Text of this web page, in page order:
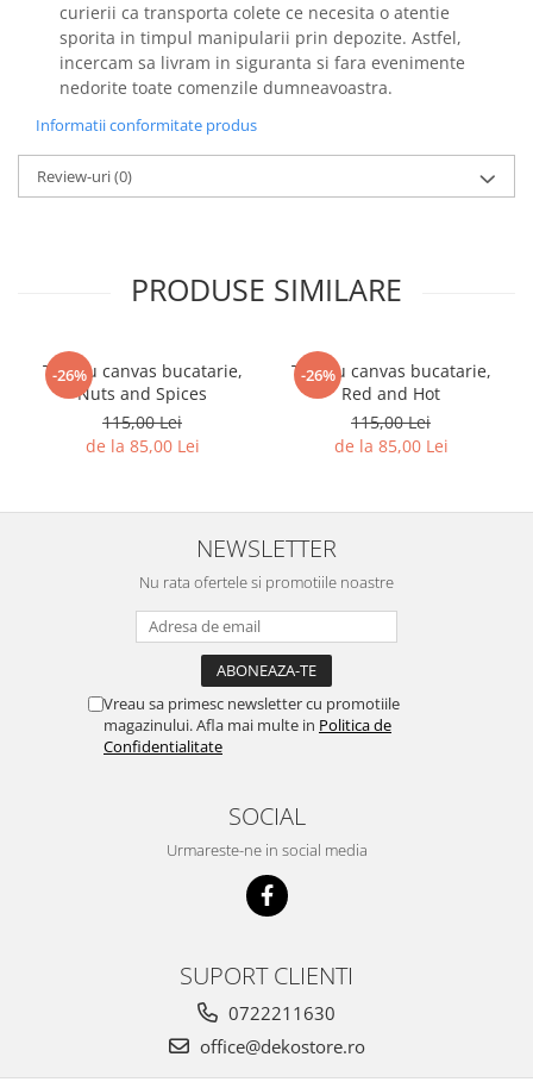
curierii ca transporta colete ce necesita o atentie
sporita in timpul manipularii prin depozite. Astfel,
incercam sa livram in siguranta si fara evenimente
nedorite toate comenzile dumneavoastra.
Informatii conformitate produs
Review-uri(0)
PRODUSE SIMILARE
-26%
Tablou canvas bucatarie,
Nuts and Spices
115,00 Lei
de la 85,00 Lei
-26%
Tablou canvas bucatarie,
Red and Hot
115,00 Lei
de la 85,00 Lei
NEWSLETTER
Nu rata ofertele si promotiile noastre
Vreau sa primesc newsletter cu promotiile
magazinului. Afla mai multe in Politica de
Confidentialitate
SOCIAL
Urmareste-ne in social media
SUPORT CLIENTI
0722211630
office@dekostore.ro